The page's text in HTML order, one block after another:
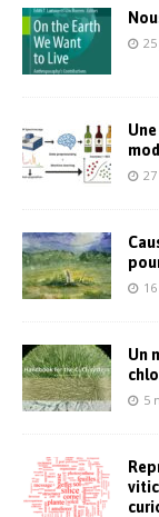
Un
5